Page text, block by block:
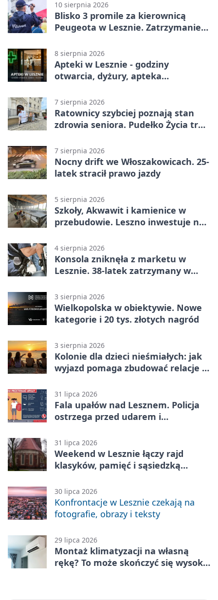
10 sierpnia 2026
Blisko 3 promile za kierownicą
Peugeota w Lesznie. Zatrzymanie
8 sierpnia 2026
Apteki w Lesznie - godziny
otwarcia, dyżury, apteka
7 sierpnia 2026
Ratownicy szybciej poznają stan
zdrowia seniora. Pudełko Życia trafi
7 sierpnia 2026
Nocny drift we Włoszakowicach. 25-
latek stracił prawo jazdy
5 sierpnia 2026
Szkoły, Akwawit i kamienice w
przebudowie. Leszno inwestuje na
4 sierpnia 2026
Konsola zniknęła z marketu w
Lesznie. 38-latek zatrzymany w
3 sierpnia 2026
Wielkopolska w obiektywie. Nowe
kategorie i 20 tys. złotych nagród
3 sierpnia 2026
Kolonie dla dzieci nieśmiałych: jak
wyjazd pomaga zbudować relacje z
31 lipca 2026
Fala upałów nad Lesznem. Policja
ostrzega przed udarem i
31 lipca 2026
Weekend w Lesznie łączy rajd
klasyków, pamięć i sąsiedzką
30 lipca 2026
Konfrontacje w Lesznie czekają na
fotografie, obrazy i teksty
29 lipca 2026
Montaż klimatyzacji na własną
rękę? To może skończyć się wysoką